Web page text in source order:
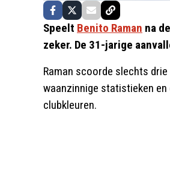
Speelt Benito Raman na
zeker. De 31-jarige
Raman scoorde slechts
waanzinnige statistieken
clubkleuren.